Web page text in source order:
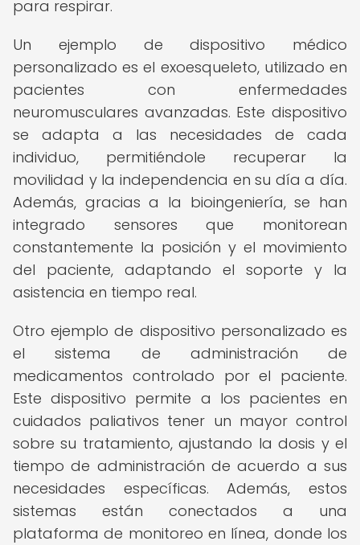
para respirar.
Un ejemplo de dispositivo médico
personalizado es el exoesqueleto, utilizado en
pacientes con enfermedades
neuromusculares avanzadas. Este dispositivo
se adapta a las necesidades de cada
individuo, permitiéndole recuperar la
movilidad y la independencia en su día a día.
Además, gracias a la bioingeniería, se han
integrado sensores que monitorean
constantemente la posición y el movimiento
del paciente, adaptando el soporte y la
asistencia en tiempo real.
Otro ejemplo de dispositivo personalizado es
el sistema de administración de
medicamentos controlado por el paciente.
Este dispositivo permite a los pacientes en
cuidados paliativos tener un mayor control
sobre su tratamiento, ajustando la dosis y el
tiempo de administración de acuerdo a sus
necesidades específicas. Además, estos
sistemas están conectados a una
plataforma de monitoreo en línea, donde los